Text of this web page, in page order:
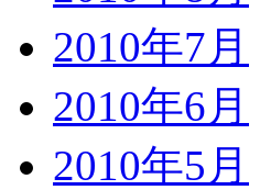
2010年7月
2010年6月
2010年5月